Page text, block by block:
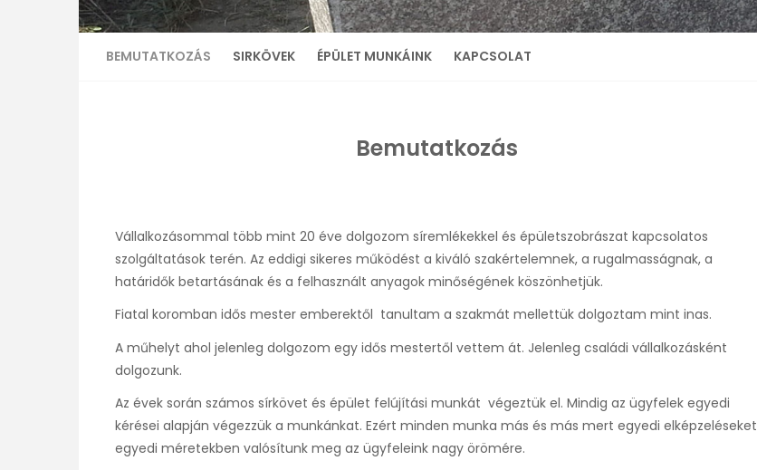
BEMUTATKOZÁS SIRKÖVEK ÉPÜLET MUNKÁINK KAPCSOLAT
Bemutatkozás
Vállalkozásommal több mint 20 éve dolgozom síremlékekkel és épületszobrászat kapcsolatos
szolgáltatások terén. Az eddigi sikeres működést a kiváló szakértelemnek, a rugalmasságnak, a
határidők betartásának és a felhasznált anyagok minőségének köszönhetjük.
Fiatal koromban idős mester emberektől tanultam a szakmát mellettük dolgoztam mint inas.
A műhelyt ahol jelenleg dolgozom egy idős mestertől vettem át. Jelenleg családi vállalkozásként
dolgozunk.
Az évek során számos sírkövet és épület felújítási munkát végeztük el. Mindig az ügyfelek egyedi
kérései alapján végezzük a munkánkat. Ezért minden munka más és más mert egyedi elképzeléseket
egyedi méretekben valósítunk meg az ügyfeleink nagy örömére.